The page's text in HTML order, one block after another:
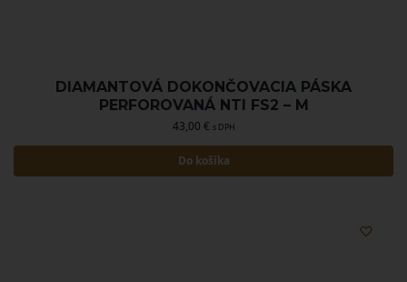
DIAMANTOVÁ DOKONČOVACIA PÁSKA
PERFOROVANÁ NTI FS2 – M
43,00 € s DPH
Do košíka